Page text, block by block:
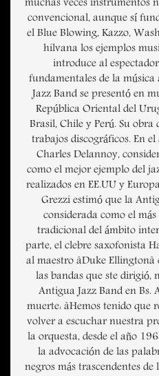
muchas veces instrumentos
convencional, aunque sí
el Blue Blowing, Kazzo,
hilvana los ejemplos
introduce al
fundamentales de la
Jazz Band se presentó en
República Oriental del
Brasil, Chile y Perú. Su
trabajos discográficos. En
Charles Delannoy,
como el mejor ejemplo del
realizados en EE.UU y
Grezzi estimó que la
considerada como el
tradicional del ámbito
parte, el clebre saxofonista
al maestro âDuke
las bandas que ste dirigió,
Antigua Jazz Band en Bs.
muerte: âHemos tenido
volver a escuchar nuestra
la orquesta, desde el año
la advocación de las
negros más trascendentes